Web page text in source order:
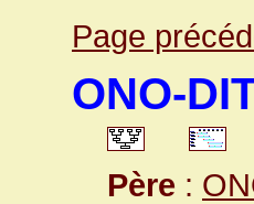
Page
ONO-
Père :